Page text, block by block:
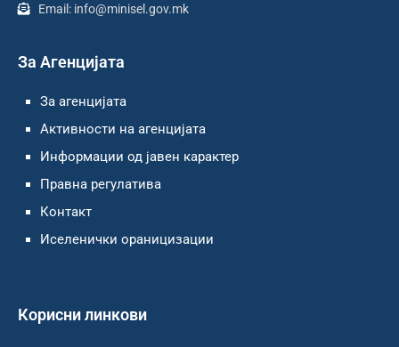
Email: info@minisel.gov.mk
За Агенцијата
За агенцијата
Активности на агенцијата
Информации од јавен карактер
Правна регулатива
Контакт
Иселенички ораницизации
Корисни линкови